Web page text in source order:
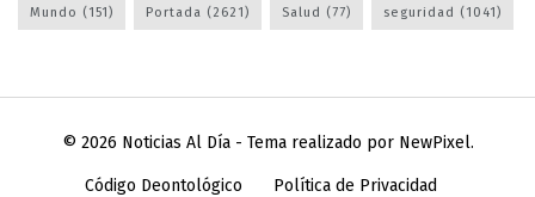
Mundo (151) Portada (2621) Salud (77) seguridad (1041)
© 2026 Noticias Al Día- Tema realizado por NewPixel.
Código Deontológico Política de Privacidad